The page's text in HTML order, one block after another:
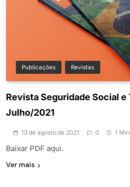
Publicações Revistas
Revista Seguridade Social e
Julho/2021
13 de agosto de 2021 0 1
Baixar PDF aqui.
Ver mais